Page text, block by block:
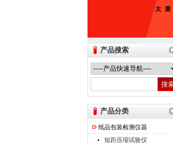
山东德瑞克仪器股份有限公司
产品搜索
产品分类
纸品包装检测仪器
短距压缩试验仪